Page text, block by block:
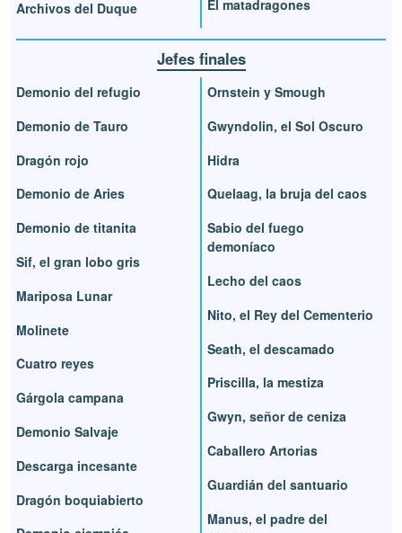
Archivos del Duque El matadragones
Jefes finales
Demonio del refugio
Demonio de Tauro
Dragón rojo
Demonio de Aries
Demonio de titanita
Sif, el gran lobo gris
Mariposa Lunar
Molinete
Cuatro reyes
Gárgola campana
Demonio Salvaje
Descarga incesante
Dragón boquiabierto
Ornstein y Smough
Gwyndolin, el Sol Oscuro
Hidra
Quelaag, la bruja del caos
Sabio del fuego
demoníaco
Lecho del caos
Nito, el Rey del Cementerio
Seath, el descamado
Priscilla, la mestiza
Gwyn, señor de ceniza
Caballero Artorias
Guardián del santuario
Manus, el padre del